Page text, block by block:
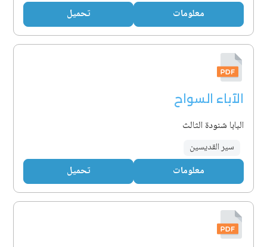
معلومات تحميل
الآباء السواح
البابا شنودة الثالث
سير القديسين
معلومات تحميل